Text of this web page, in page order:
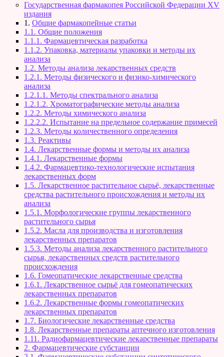
Государственная фармакопея Российской Федерации XV
издания
1. Общие фармакопейные статьи
1.1. Общие положения
1.1.1. Фармацевтическая разработка
1.1.2. Упаковка, материалы упаковки и методы их
анализа
1.2. Методы анализа лекарственных средств
1.2.1. Методы физического и физико-химического
анализа
1.2.1.1. Методы спектрального анализа
1.2.1.2. Хроматографические методы анализа
1.2.2. Методы химического анализа
1.2.2.2. Испытание на предельное содержание примесей
1.2.3. Методы количественного определения
1.3. Реактивы
1.4. Лекарственные формы и методы их анализа
1.4.1. Лекарственные формы
1.4.2. Фармацевтико-технологические испытания
лекарственных форм
1.5. Лекарственное растительное сырьё, лекарственные
средства растительного происхождения и методы их
анализа
1.5.1. Морфологические группы лекарственного
растительного сырья
1.5.2. Масла для производства и изготовления
лекарственных препаратов
1.5.3. Методы анализа лекарственного растительного
сырья, лекарственных средств растительного
происхождения
1.6. Гомеопатические лекарственные средства
1.6.1. Лекарственное сырьё для гомеопатических
лекарственных препаратов
1.6.2. Лекарственные формы гомеопатических
лекарственных препаратов
1.7. Биологические лекарственные средства
1.8. Лекарственные препараты аптечного изготовления
1.11. Радиофармацевтические лекарственные препараты
2. Фармацевтические субстанции